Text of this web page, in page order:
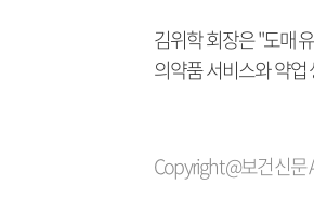
김위학 회장은 "도매
의약품 서비스와 약
Copyright @보건신문